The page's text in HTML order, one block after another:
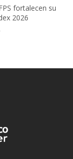
fortalecen su
2026